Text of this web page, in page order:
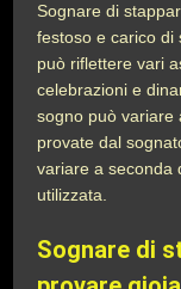
Sognare di
festoso e carico di
può riflettere vari
celebrazioni e
sogno può variare
provate dal
variare a seconda
utilizzata.
Sognare di